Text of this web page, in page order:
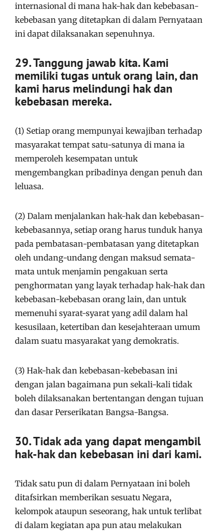
internasional di mana hak-hak dan kebebasan-
kebebasan yang ditetapkan di dalam Pernyataan
ini dapat dilaksanakan sepenuhnya.
29. Tanggung jawab kita. Kami
memiliki tugas untuk orang lain, dan
kami harus melindungi hak dan
kebebasan mereka.
(1) Setiap orang mempunyai kewajiban terhadap
masyarakat tempat satu-satunya di mana ia
memperoleh kesempatan untuk
mengembangkan pribadinya dengan penuh dan
leluasa.
(2) Dalam menjalankan hak-hak dan kebebasan-
kebebasannya, setiap orang harus tunduk hanya
pada pembatasan-pembatasan yang ditetapkan
oleh undang-undang dengan maksud semata-
mata untuk menjamin pengakuan serta
penghormatan yang layak terhadap hak-hak dan
kebebasan-kebebasan orang lain, dan untuk
memenuhi syarat-syarat yang adil dalam hal
kesusilaan, ketertiban dan kesejahteraan umum
dalam suatu masyarakat yang demokratis.
(3) Hak-hak dan kebebasan-kebebasan ini
dengan jalan bagaimana pun sekali-kali tidak
boleh dilaksanakan bertentangan dengan tujuan
dan dasar Perserikatan Bangsa-Bangsa.
30. Tidak ada yang dapat mengambil
hak-hak dan kebebasan ini dari kami.
Tidak satu pun di dalam Pernyataan ini boleh
ditafsirkan memberikan sesuatu Negara,
kelompok ataupun seseorang, hak untuk terlibat
di dalam kegiatan apa pun atau melakukan